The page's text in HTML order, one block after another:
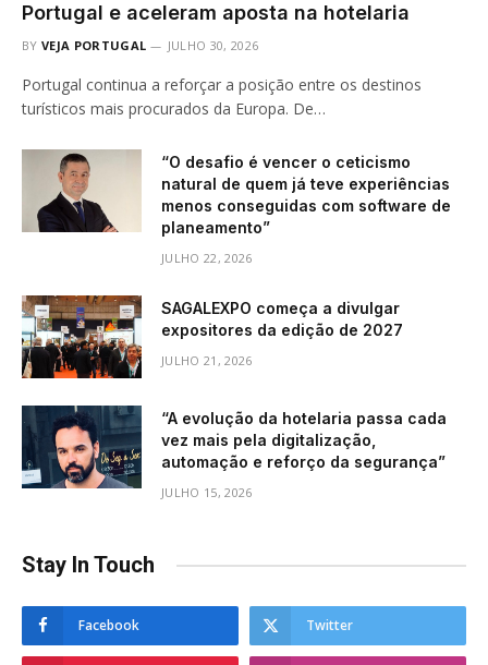
Portugal e aceleram aposta na hotelaria
BY VEJA PORTUGAL JULHO 30, 2026
Portugal continua a reforçar a posição entre os destinos
turísticos mais procurados da Europa. De…
“O desafio é vencer o ceticismo
natural de quem já teve experiências
menos conseguidas com software de
planeamento”
JULHO 22, 2026
SAGALEXPO começa a divulgar
expositores da edição de 2027
JULHO 21, 2026
“A evolução da hotelaria passa cada
vez mais pela digitalização,
automação e reforço da segurança”
JULHO 15, 2026
Stay In Touch
Facebook Twitter